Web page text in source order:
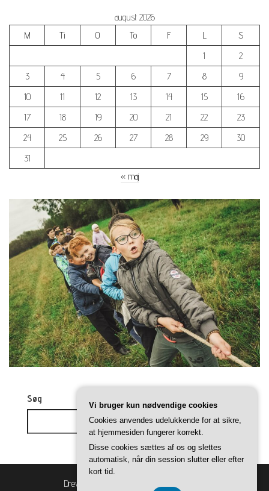
august 2026
M
Ti O To F L
S
1
2
3
4 5 6 7 8
9
10
11 12 13 14 15
16
17
18 19 20 21 22
23
24
25 26 27 28 29
30
31
« maj
Søg
Søg
Drevet af
Vi bruger kun nødvendige cookies
Cookies anvendes udelukkende for at sikre,
at hjemmesiden fungerer korrekt.
Disse cookies sættes af os og slettes
automatisk, når din session slutter eller efter
kort tid.